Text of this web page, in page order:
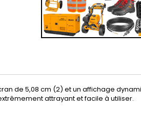
de 5,08 cm (2) et un affichage
attrayant et facile à utiliser.